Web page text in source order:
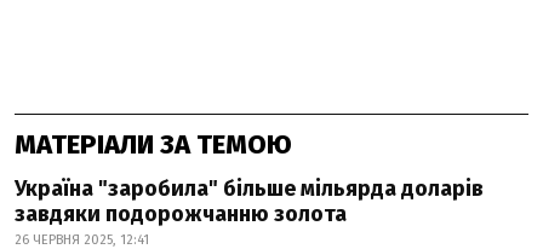
МАТЕРІАЛИ ЗА ТЕМОЮ
Україна "заробила" більше мільярда доларів
завдяки подорожчанню золота
26 ЧЕРВНЯ 2025, 12:41